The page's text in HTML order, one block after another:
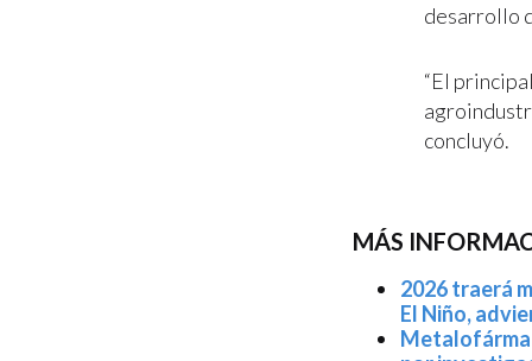
desarrollo
“El
concluyó.
MÁS
2026 traerá
El Niño,